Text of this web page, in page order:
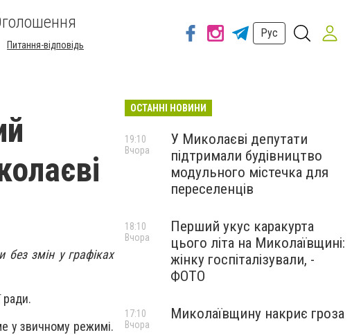
Питання-відповідь
Рус
змін у графіках
ради.
у звичному режимі.
ОСТАННІ НОВИНИ
У Миколаєві депутати
підтримали будівництво
модульного містечка для
переселенців
19:10
Вчора
Перший укус каракурта
цього літа на Миколаївщині:
жінку госпіталізували, -
ФОТО
18:10
Вчора
Миколаївщину накриє гроза
17:10
Вчора